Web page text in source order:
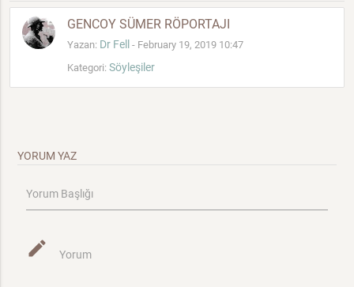
GENCOY SÜMER RÖPORTAJI
Yazan: Dr Fell - February 19, 2019 10:47
Kategori: Söyleşiler
YORUM YAZ
Yorum Başlığı
mode_edit Yorum